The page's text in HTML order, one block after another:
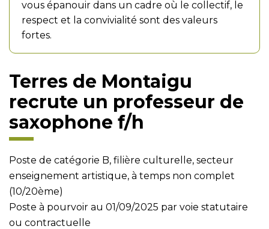
vous épanouir dans un cadre où le collectif, le
respect et la convivialité sont des valeurs
fortes.
Terres de Montaigu
recrute un professeur de
saxophone f/h
Poste de catégorie B, filière culturelle, secteur
enseignement artistique, à temps non complet
(10/20ème)
Poste à pourvoir au 01/09/2025 par voie statutaire
ou contractuelle